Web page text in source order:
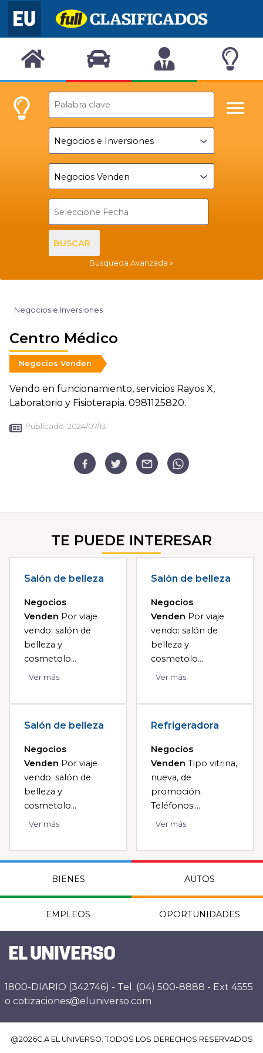
BUSCAR
Búsqueda Avanzada
Negocios e Inversiones
Centro Médico
Negocios Venden
Vendo en funcionamiento, servicios Rayos X,
Laboratorio y Fisioterapia. 0981125820.
Publicado: 2024/07/13
TE PUEDE INTERESAR
Salón de belleza
Negocios
Venden Por viaje
vendo: salón de
belleza y
cosmetolo...
Ver más
Salón de belleza
Negocios
Venden Por viaje
vendo: salón de
belleza y
cosmetolo...
Ver más
Salón de belleza
Negocios
Venden Por viaje
vendo: salón de
belleza y
cosmetolo...
Ver más
Refrigeradora
Negocios
Venden Tipo vitrina,
nueva, de
promoción.
Teléfonos:...
Ver más
BIENES AUTOS
EMPLEOS OPORTUNIDADES
1800-DIARIO (342746) - Tel. (04) 500-8888 - Ext 4555
o cotizaciones@eluniverso.com
@2026C.A EL UNIVERSO. TODOS LOS DERECHOS RESERVADOS